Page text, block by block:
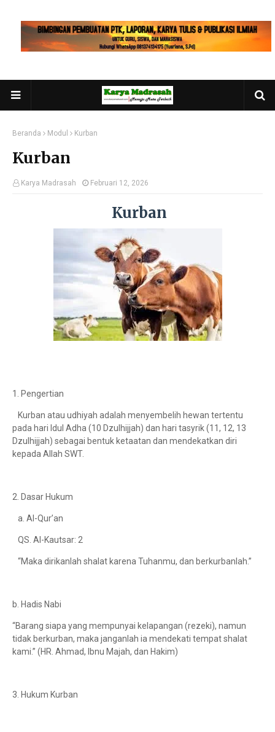
Beranda Modul Kurban
Kurban
Karya Madrasah Februari 12, 2026
Kurban
1. Pengertian
Kurban atau udhiyah adalah menyembelih hewan tertentu
pada hari Idul Adha (10 Dzulhijjah) dan hari tasyrik (11, 12, 13
Dzulhijjah) sebagai bentuk ketaatan dan mendekatkan diri
kepada Allah SWT.
2. Dasar Hukum
a. Al-Qur’an
QS. Al-Kautsar: 2
“Maka dirikanlah shalat karena Tuhanmu, dan berkurbanlah.”
b. Hadis Nabi
“Barang siapa yang mempunyai kelapangan (rezeki), namun
tidak berkurban, maka janganlah ia mendekati tempat shalat
kami.” (HR. Ahmad, Ibnu Majah, dan Hakim)
3. Hukum Kurban